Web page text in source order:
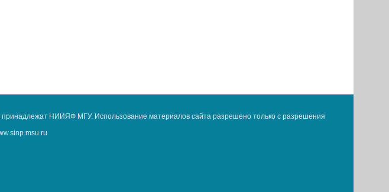
НИИЯФ МГУ. Использование материалов сайта разрешено только с разрешения